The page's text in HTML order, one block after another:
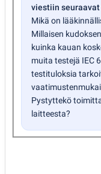
viestiin
Mikä on
Millaisen
kuinka kauan
muita testejä IEC
testituloksia
Pystyttekö
laitteesta?